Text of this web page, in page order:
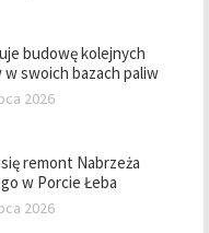
budowę kolejnych
swoich bazach paliw
2026
remont Nabrzeża
w Porcie Łeba
2026